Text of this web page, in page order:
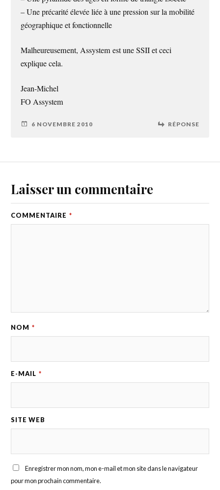
– Une précarité élevée liée à une pression sur la mobilité
géographique et fonctionnelle
Malheureusement, Assystem est une SSII et ceci
explique cela.
Jean-Michel
FO Assystem
6 NOVEMBRE 2010 RÉPONSE
Laisser un commentaire
COMMENTAIRE *
NOM *
E-MAIL *
SITE WEB
Enregistrer mon nom, mon e-mail et mon site dans le navigateur
pour mon prochain commentaire.